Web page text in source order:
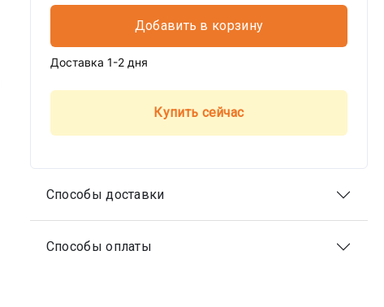
Добавить в корзину
Доставка 1-2 дня
Купить сейчас
Способы доставки
Способы оплаты